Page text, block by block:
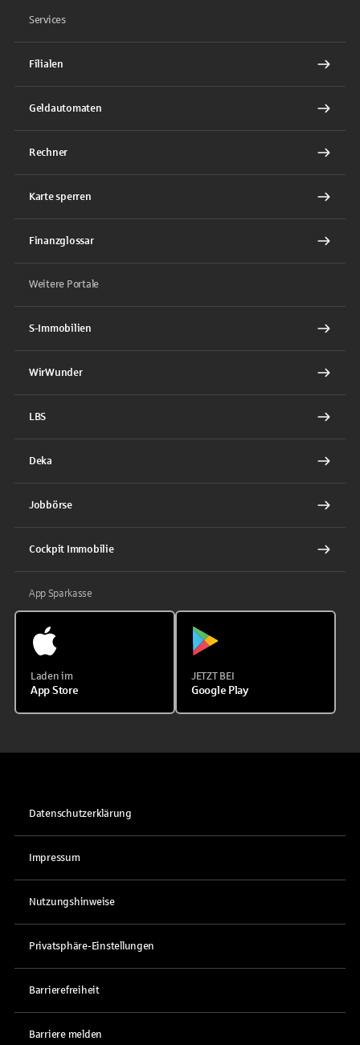
Services
Filialen
Geldautomaten
Rechner
Karte sperren
Finanzglossar
Weitere Portale
S-Immobilien
WirWunder
LBS
Deka
Jobbörse
Cockpit Immobilie
App Sparkasse
Laden im
App Store
JETZT BEI
Google Play
Datenschutzerklärung
Impressum
Nutzungshinweise
Privatsphäre-Einstellungen
Barrierefreiheit
Barriere melden